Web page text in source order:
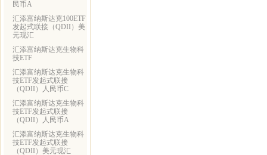
民币A
汇添富纳斯达克100ETF
发起式联接（QDII）美
元现汇
汇添富纳斯达克生物科
技ETF
汇添富纳斯达克生物科
技ETF发起式联接
（QDII）人民币C
汇添富纳斯达克生物科
技ETF发起式联接
（QDII）人民币A
汇添富纳斯达克生物科
技ETF发起式联接
（QDII）美元现汇